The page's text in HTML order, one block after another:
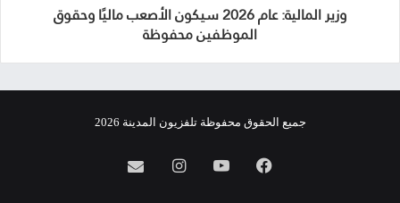
وزير المالية: عام 2026 سيكون الأصعب ماليًا وحقوق
الموظفين محفوظة
جميع الحقوق محفوظة تلفزيون المدينة 2026
فيسبوكيوتيوبانستقرامinfo@almadina.tv